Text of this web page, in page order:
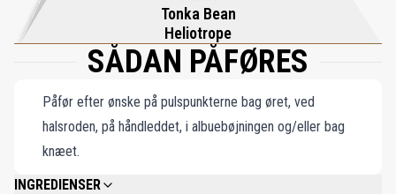
fortiden hvisker sine hemmeligheder til dem, der tør lytte.
Tonka Bean
Heliotrope
SÅDAN PÅFØRES
Påfør efter ønske på pulspunkterne bag øret, ved
halsroden, på håndleddet, i albuebøjningen og/eller bag
knæet.
INGREDIENSER